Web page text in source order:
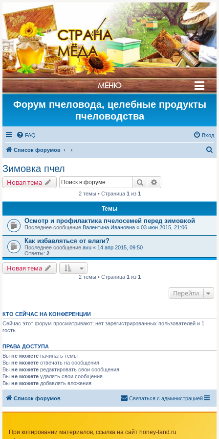
СТРАНА
МЁДА
МЕНЮ
Форум пчеловода, целебные продукты
пчеловодства
FAQ Вход
Список форумов
Зимовка пчел
Новая тема Поиск
2 темы • Страница 1 из 1
Темы
Осмотр и профилактика пчелосемей перед зимовкой
Последнее сообщение Валентина Ивановна « 03 июн 2015, 21:06
Как избавляться от влаги?
Последнее сообщение avu « 14 апр 2015, 09:50
Ответы: 2
Новая тема
2 темы • Страница 1 из 1
Перейти
КТО СЕЙЧАС НА КОНФЕРЕНЦИИ
Сейчас этот форум просматривают: нет зарегистрированных пользователей и 1
гость
ПРАВА ДОСТУПА
Вы не можете начинать темы
Вы не можете отвечать на сообщения
Вы не можете редактировать свои сообщения
Вы не можете удалять свои сообщения
Вы не можете добавлять вложения
Список форумов Связаться с администрацией
При копировании материалов, ссылка на сайт honey-land.ru